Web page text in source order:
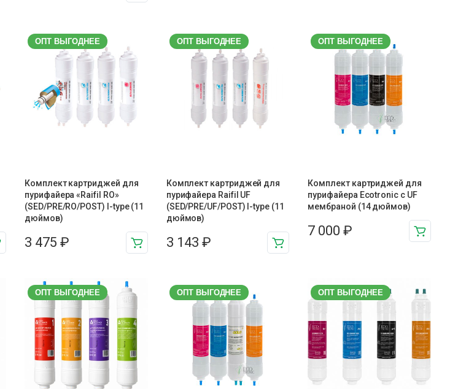
ОПТ ВЫГОДНЕЕ
Комплект картриджей для
пурифайера «Raifil RO»
(SED/PRE/RO/POST) I-type (11
дюймов)
3 475 ₽
ОПТ ВЫГОДНЕЕ
Комплект картриджей для
пурифайера Raifil UF
(SED/PRE/UF/POST) I-type (11
дюймов)
3 143 ₽
ОПТ ВЫГОДНЕЕ
Комплект картриджей для
пурифайера Ecotronic с UF
мембраной (14 дюймов)
7 000₽
ОПТ ВЫГОДНЕЕ ОПТ ВЫГОДНЕЕ ОПТ ВЫГОДНЕЕ